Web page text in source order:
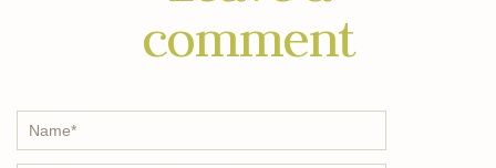
comment